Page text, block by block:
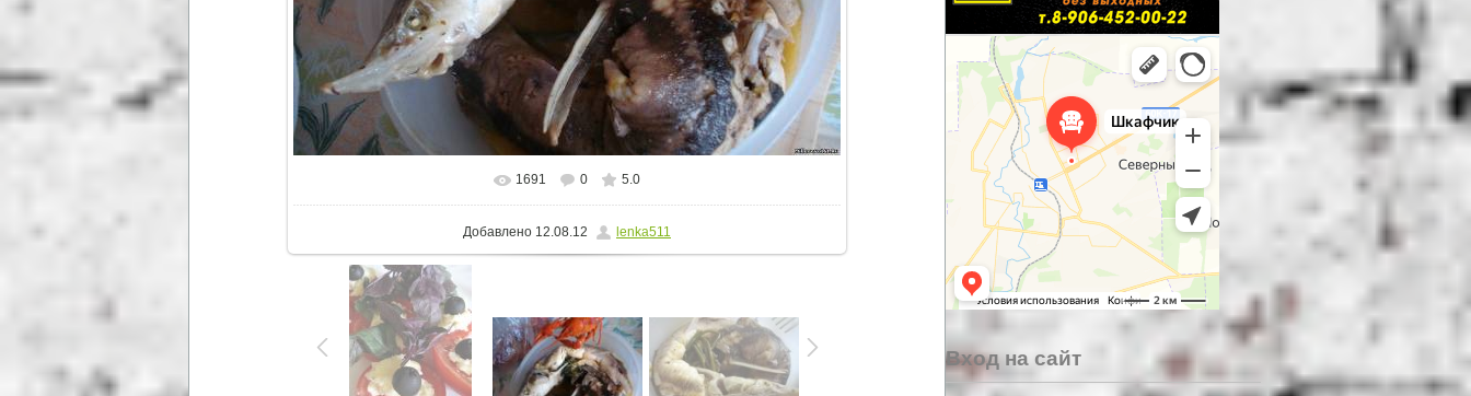
В реальном размере 1280x960
1691 0 5.0
Добавлено 12.08.12 lenka511
Вход на сайт